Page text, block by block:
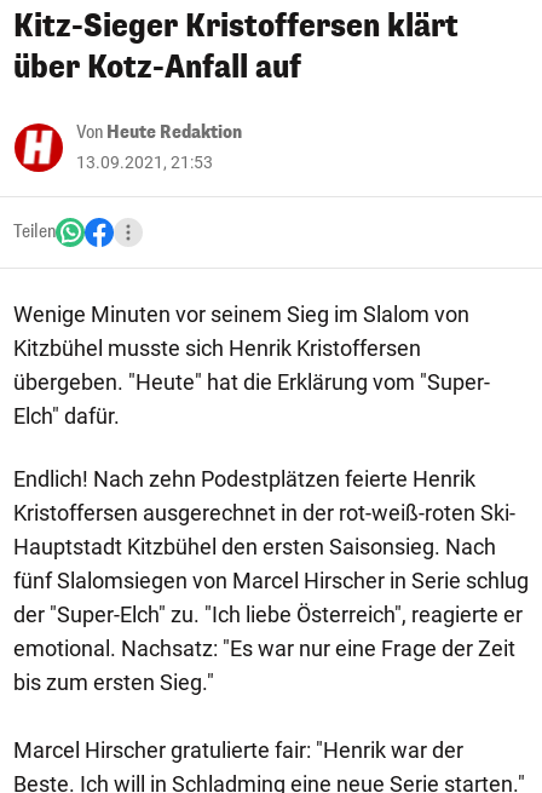
Kitz-Sieger Kristoffersen klärt
über Kotz-Anfall auf
Von Heute Redaktion
13.09.2021, 21:53
Teilen
Wenige Minuten vor seinem Sieg im Slalom von
Kitzbühel musste sich Henrik Kristoffersen
übergeben. "Heute" hat die Erklärung vom "Super-
Elch" dafür.
Endlich! Nach zehn Podestplätzen feierte Henrik
Kristoffersen ausgerechnet in der rot-weiß-roten Ski-
Hauptstadt Kitzbühel den ersten Saisonsieg. Nach
fünf Slalomsiegen von Marcel Hirscher in Serie schlug
der "Super-Elch" zu. "Ich liebe Österreich", reagierte er
emotional. Nachsatz: "Es war nur eine Frage der Zeit
bis zum ersten Sieg."
Marcel Hirscher gratulierte fair: "Henrik war der
Beste. Ich will in Schladming eine neue Serie starten."